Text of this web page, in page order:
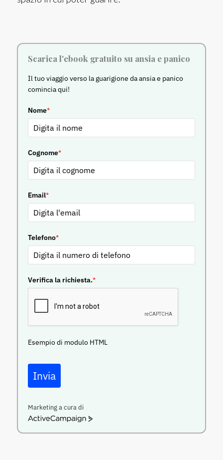
Scarica l'ebook gratuito su ansia e panico
Il tuo viaggio verso la guarigione da ansia e panico
comincia qui!
Nome*
Cognome*
Email*
Telefono*
Verifica la richiesta.*
Esempio di modulo HTML
Invia
Marketing a cura di
ActiveCampaign